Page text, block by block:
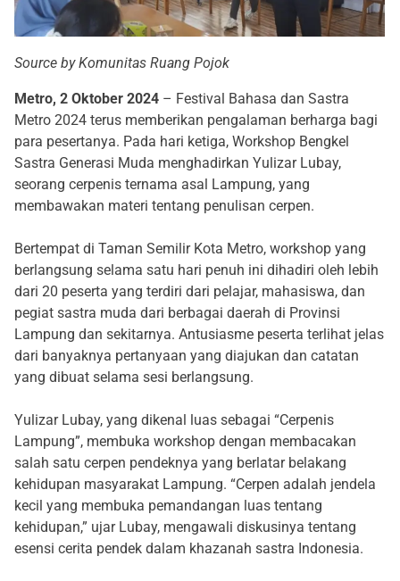
Source by Komunitas Ruang Pojok
Metro, 2 Oktober 2024 – Festival Bahasa dan Sastra
Metro 2024 terus memberikan pengalaman berharga bagi
para pesertanya. Pada hari ketiga, Workshop Bengkel
Sastra Generasi Muda menghadirkan Yulizar Lubay,
seorang cerpenis ternama asal Lampung, yang
membawakan materi tentang penulisan cerpen.
Bertempat di Taman Semilir Kota Metro, workshop yang
berlangsung selama satu hari penuh ini dihadiri oleh lebih
dari 20 peserta yang terdiri dari pelajar, mahasiswa, dan
pegiat sastra muda dari berbagai daerah di Provinsi
Lampung dan sekitarnya. Antusiasme peserta terlihat jelas
dari banyaknya pertanyaan yang diajukan dan catatan
yang dibuat selama sesi berlangsung.
Yulizar Lubay, yang dikenal luas sebagai “Cerpenis
Lampung”, membuka workshop dengan membacakan
salah satu cerpen pendeknya yang berlatar belakang
kehidupan masyarakat Lampung. “Cerpen adalah jendela
kecil yang membuka pemandangan luas tentang
kehidupan,” ujar Lubay, mengawali diskusinya tentang
esensi cerita pendek dalam khazanah sastra Indonesia.